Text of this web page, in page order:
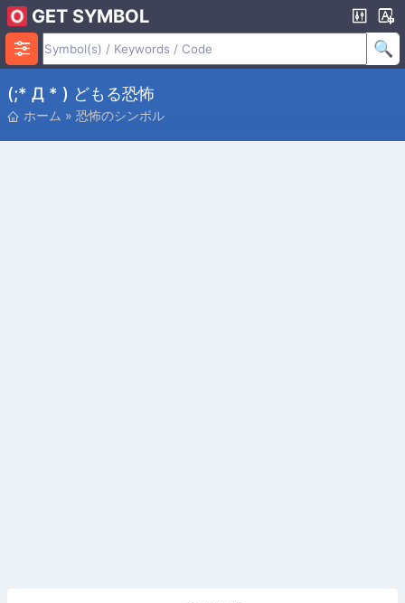
GET SYMBOL
(;* Д * ) どもる恐怖
ホーム » 恐怖のシンボル